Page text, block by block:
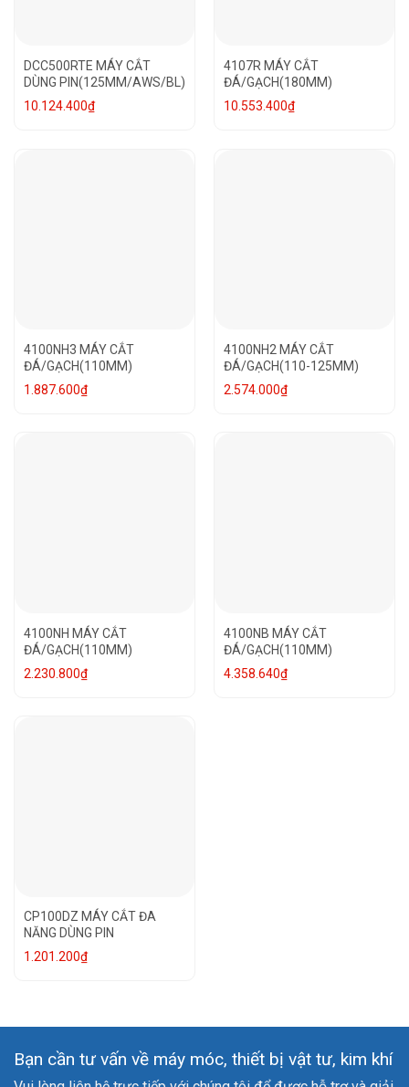
DCC500RTE MÁY CẮT
DÙNG PIN(125MM/AWS/BL)
10.124.400₫
4107R MÁY CẮT
ĐÁ/GẠCH(180MM)
10.553.400₫
4100NH3 MÁY CẮT
ĐÁ/GẠCH(110MM)
1.887.600₫
4100NH2 MÁY CẮT
ĐÁ/GẠCH(110-125MM)
2.574.000₫
4100NH MÁY CẮT
ĐÁ/GẠCH(110MM)
2.230.800₫
4100NB MÁY CẮT
ĐÁ/GẠCH(110MM)
4.358.640₫
CP100DZ MÁY CẮT ĐA
NĂNG DÙNG PIN
1.201.200₫
Bạn cần tư vấn về máy móc, thiết bị vật tư, kim khí